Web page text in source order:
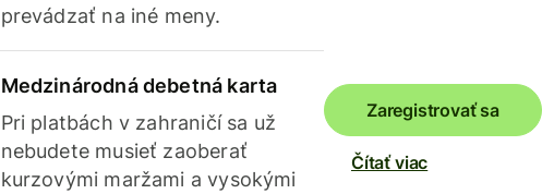
prevádzať na iné meny.
Medzinárodná debetná karta
Pri platbách v zahraničí sa už
nebudete musieť zaoberať
kurzovými maržami a vysokými
Zaregistrovať sa
Čítať viac